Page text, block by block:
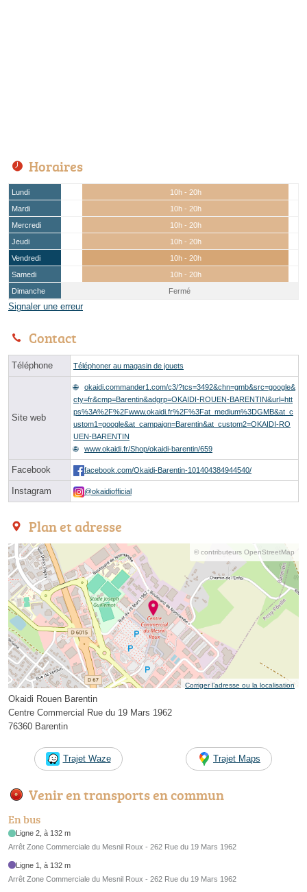
Horaires
Lundi
10h - 20h
Mardi
10h - 20h
Mercredi
10h - 20h
Jeudi
10h - 20h
Vendredi
10h - 20h
Samedi
10h - 20h
Dimanche
Fermé
Signaler une erreur
Contact
Téléphone Téléphoner au magasin de jouets
Site web
okaidi.commander1.com/c3/?tcs=3492&chn=gmb&src=google&
cty=fr&cmp=Barentin&adgrp=OKAIDI-ROUEN-BARENTIN&url=htt
ps%3A%2F%2Fwww.okaidi.fr%2F%3Fat_medium%3DGMB&at_c
ustom1=google&at_campaign=Barentin&at_custom2=OKAIDI-RO
UEN-BARENTIN
www.okaidi.fr/Shop/okaidi-barentin/659
Facebook facebook.com/Okaidi-Barentin-101404384944540/
Instagram @okaidiofficial
Plan et adresse
© contributeurs OpenStreetMap
Corriger l’adresse ou la localisation
Okaidi Rouen Barentin
Centre Commercial Rue du 19 Mars 1962
76360 Barentin
Trajet Waze Trajet Maps
Venir en transports en commun
En bus
Ligne 2, à 132 m
Arrêt Zone Commerciale du Mesnil Roux - 262 Rue du 19 Mars 1962
Ligne 1, à 132 m
Arrêt Zone Commerciale du Mesnil Roux - 262 Rue du 19 Mars 1962